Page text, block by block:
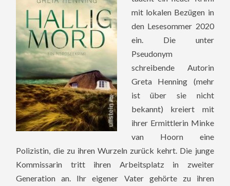
mit lokalen Bezügen in
den Lesesommer 2020
ein. Die unter
Pseudonym
schreibende Autorin
Greta Henning (mehr
ist über sie nicht
bekannt) kreiert mit
ihrer Ermittlerin Minke
van Hoorn eine
Polizistin, die zu ihren Wurzeln zurück kehrt. Die junge
Kommissarin tritt ihren Arbeitsplatz in zweiter
Generation an. Ihr eigener Vater gehörte zu ihren